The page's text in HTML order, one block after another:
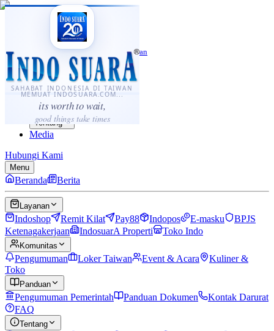
SAHABAT INDONESIA DI TAIWAN
MEMUAT INDOSUARA.COM...
its worth to wait,
good things take times
·...
⌘K
Sahabat Indonesia di Taiwan
Berita
Layanan
Komunitas
Panduan
Tentang
Media
Hubungi Kami
Menu
Beranda Berita
Layanan
Indoshop Remit Kilat Pay88 Indopos E-masku
BPJS
Ketenagakerjaan
IndosuarA Properti Toko Indo
Komunitas
Pengumuman Loker Taiwan Event & Acara
Kuliner &
Toko
Panduan
Pengumuman Pemerintah Panduan Dokumen
Kontak Darurat
FAQ
Tentang